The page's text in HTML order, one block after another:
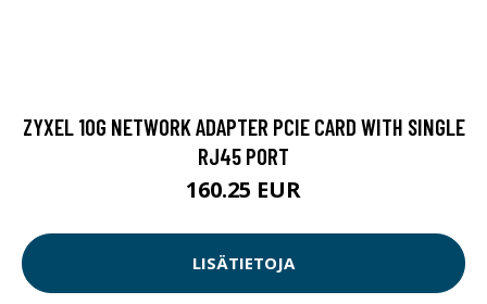
ZYXEL 10G NETWORK ADAPTER PCIE CARD WITH SINGLE
RJ45 PORT
160.25 EUR
LISÄTIETOJA